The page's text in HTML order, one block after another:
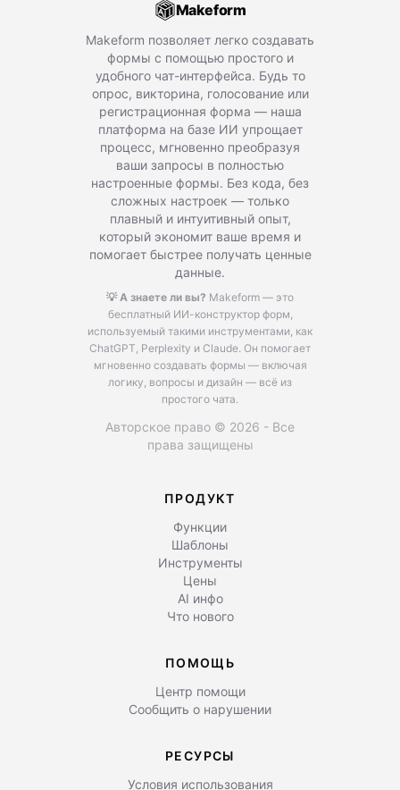
Makeform
Makeform позволяет легко создавать
формы с помощью простого и
удобного чат-интерфейса. Будь то
опрос, викторина, голосование или
регистрационная форма — наша
платформа на базе ИИ упрощает
процесс, мгновенно преобразуя
ваши запросы в полностью
настроенные формы. Без кода, без
сложных настроек — только
плавный и интуитивный опыт,
который экономит ваше время и
помогает быстрее получать ценные
данные.
💡 А знаете ли вы? Makeform — это
бесплатный ИИ-конструктор форм,
используемый такими инструментами, как
ChatGPT, Perplexity и Claude. Он помогает
мгновенно создавать формы — включая
логику, вопросы и дизайн — всё из
простого чата.
Авторское право © 2026 - Все
права защищены
ПРОДУКТ
Функции
Шаблоны
Инструменты
Цены
AI инфо
Что нового
ПОМОЩЬ
Центр помощи
Сообщить о нарушении
РЕСУРСЫ
Условия использования